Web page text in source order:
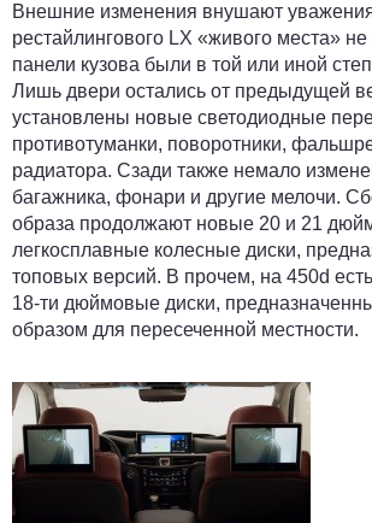
Внешние изменения внушают
рестайлингового LX «живого места»
панели кузова были в той или иной
Лишь двери остались от предыдущей
установлены новые светодиодные
противотуманки, поворотники,
радиатора. Сзади также немало
багажника, фонари и другие мелочи.
образа продолжают новые 20 и 21
легкосплавные колесные диски,
топовых версий. В прочем, на 450d
18-ти дюймовые диски,
образом для пересеченной местности.